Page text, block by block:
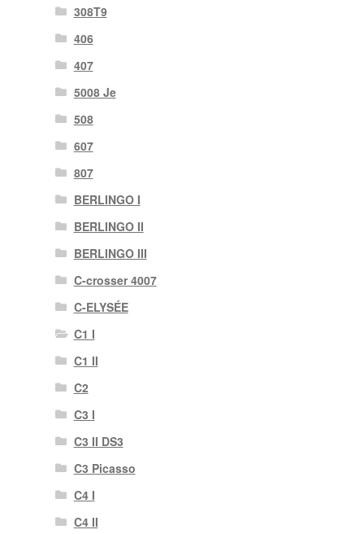
308T9
406
407
5008 Je
508
607
807
BERLINGO I
BERLINGO II
BERLINGO III
C-crosser 4007
C-ELYSÉE
C1 I
C1 II
C2
C3 I
C3 II DS3
C3 Picasso
C4 I
C4 II